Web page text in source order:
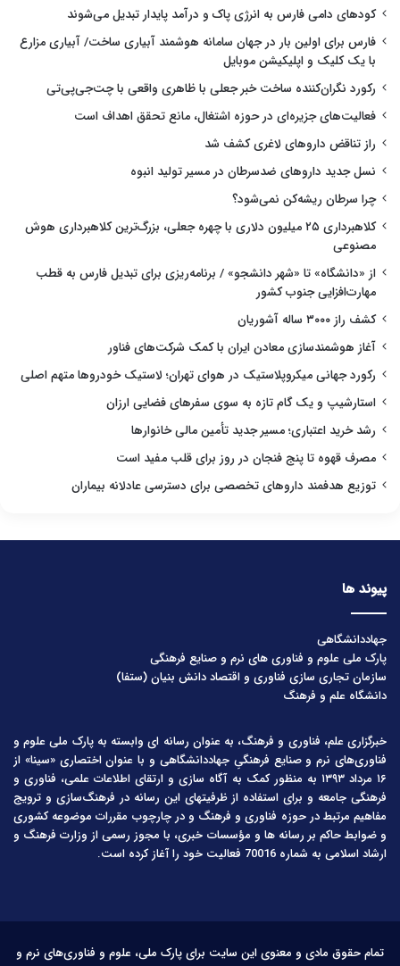
کودهای دامی فارس به انرژی پاک و درآمد پایدار تبدیل می‌شوند
فارس برای اولین بار در جهان سامانه هوشمند آبیاری ساخت/ آبیاری مزارع
با یک کلیک و اپلیکیشن موبایل
رکورد نگران‌کننده ساخت خبر جعلی با ظاهری واقعی با چت‌جی‌پی‌تی
فعالیت‌های جزیره‌ای در حوزه اشتغال، مانع تحقق اهداف است
راز تناقض داروهای لاغری کشف شد
نسل جدید داروهای ضدسرطان در مسیر تولید انبوه
چرا سرطان ریشه‌کن نمی‌شود؟
کلاهبرداری ۲۵ میلیون دلاری با چهره جعلی، بزرگ‌ترین کلاهبرداری هوش
مصنوعی
از «دانشگاه» تا «شهر دانشجو» / برنامه‌ریزی برای تبدیل فارس به قطب
مهارت‌افزایی جنوب کشور
کشف راز ۳۰۰۰ ساله آشوریان
آغاز هوشمندسازی معادن ایران با کمک شرکت‌های فناور
رکورد جهانی میکروپلاستیک در هوای تهران؛ لاستیک خودروها متهم اصلی
استارشیپ و یک گام تازه به سوی سفرهای فضایی ارزان
رشد خرید اعتباری؛ مسیر جدید تأمین مالی خانوارها
مصرف قهوه تا پنج فنجان در روز برای قلب مفید است
توزیع هدفمند داروهای تخصصی برای دسترسی عادلانه بیماران
پیوند ها
جهاددانشگاهی
پارک ملی علوم و فناوری های نرم و صنایع فرهنگی
سازمان تجاری سازی فناوری و اقتصاد دانش بنیان (ستفا)
دانشگاه علم و فرهنگ
خبرگزاری علم، فناوری و فرهنگ، به عنوان رسانه ای وابسته به پارک ملی علوم و
فناوری‌های نرم و صنایع فرهنگیِ جهاددانشگاهی و با عنوان اختصاری «سینا» از
۱۶ مرداد ۱۳۹۳ به منظور کمک به آگاه سازی و ارتقای اطلاعات علمی، فناوری و
فرهنگی جامعه و برای استفاده از ظرفیتهای این رسانه در فرهنگ‌سازی و ترویج
مفاهیم مرتبط در حوزه فناوری و فرهنگ و در چارچوب مقررات موضوعه کشوری
و ضوابط حاکم بر رسانه ها و مؤسسات خبری، با مجوز رسمی از وزارت فرهنگ و
ارشاد اسلامی به شماره 70016 فعالیت خود را آغاز کرده است.
تمام حقوق مادی و معنوی این سایت برای پارک ملی، علوم و فناوری‌های نرم و